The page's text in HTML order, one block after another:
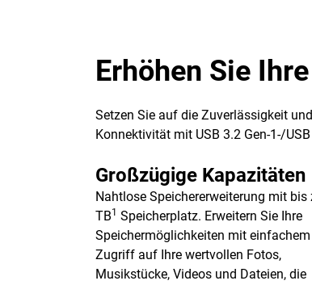
Erhöhen Sie
Setzen Sie auf die Zuverlässigkeit
Konnektivität mit USB 3.2 Gen-1-/
Großzügige Kapazitäten
Nahtlose Speichererweiterung mit bis
TB1 Speicherplatz. Erweitern Sie Ihre
Speichermöglichkeiten mit einfachem
Zugriff auf Ihre wertvollen Fotos,
Musikstücke, Videos und Dateien, die